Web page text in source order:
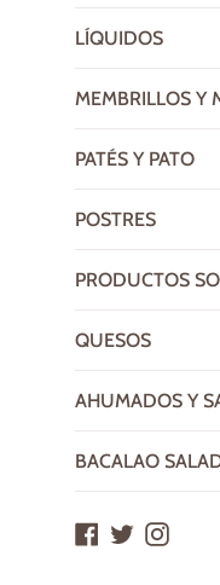
LÍQUIDOS
MEMBRILLOS Y
PATÉS Y PATO
POSTRES
PRODUCTOS
QUESOS
AHUMADOS Y
BACALAO
Facebook
Twitter